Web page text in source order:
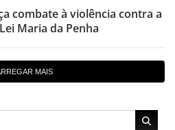
combate à violência contra a
Maria da Penha
MAIS